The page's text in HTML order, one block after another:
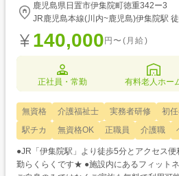
鹿児島県日置市伊集院町徳重342ー3
JR鹿児島本線(川内~鹿児島)伊集院駅
140,000 円〜(月給)
正社員・常勤 有料老人ホー
無資格 介護福祉士 実務者研修 初
駅チカ
無資格OK 正職員 介護職
●JR「伊集院駅」より徒歩5分とアクセス
勤らくらくです★ ●施設内にあるフィット